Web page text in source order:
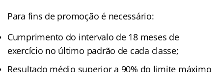
Para fins de promoção é necessário:
Cumprimento do intervalo de 18 meses de
exercício no último padrão de cada classe;
Resultado médio superior a 90% do limite máximo